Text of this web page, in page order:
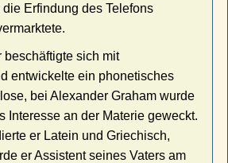
die Erfindung des Telefons
beschäftigte sich mit
entwickelte ein phonetisches
bei Alexander Graham wurde
Interesse an der Materie geweckt.
er Latein und Griechisch,
er Assistent seines Vaters am